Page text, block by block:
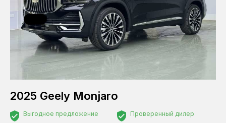
2025 Geely Monjaro
Выгодное предложение Проверенный дилер